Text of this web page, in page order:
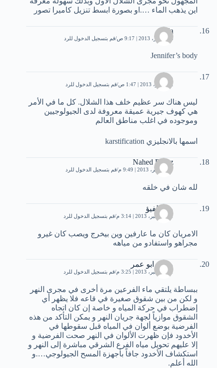
اين يذهب الماء ….او بصورة ابسط تنزيل كاميرا تصور
Tala
26 أكتوبر، 2013 | 9:17 ص قم بتسجيل الدخول للرد
Jennifer’s body
محمد
2 نوفمبر، 2013 | 1:47 ص قم بتسجيل الدخول للرد
ليس هناك سر عظيم خلف هذا الشلال. كل ما في اﻷمر
هي كهوف جيرية عميقة معروفة لدى الجيولوجيين
وموجوده في اغلب مناطق العالم
اسمها بالانجليزي karstification
Nahed Deraz
27 نوفمبر، 2013 | 9:49 م قم بتسجيل الدخول للرد
لله شان في خلقه
مصطفيؤ
11 ديسمبر، 2013 | 3:14 م قم بتسجيل الدخول للرد
الامريان كان ما عارفين وين بيخرج ويصب كان غيرو
مجراهو واستفادو من مياهه
محمد ابو عمر
11 ديسمبر، 2013 | 3:25 م قم بتسجيل الدخول للرد
ببساطة يلتقي ماء الفرعين مرة أخرى في مجرى النهر
و لكن من بين شقوق صغيرة في قاعه فلا يظهر أي
إضطراب في حركة المياه و خاصة إن كان اتجاه
الشقوق موازياً لجهة جريان النهر و يمكن التأكد من هذه
الفرضية بوضع ألوان في المياه قبل سقوطها في
الأخدود فإن ظهرت الألوان في النهر صحت الفرضية و
إلا عليهم تحويل مياه الفرع الشرقي مباشرة إلى النهر و
استكشاف الأخدود جافاً بأجهزة المسح الجيولوجي….و
الله أعلم.